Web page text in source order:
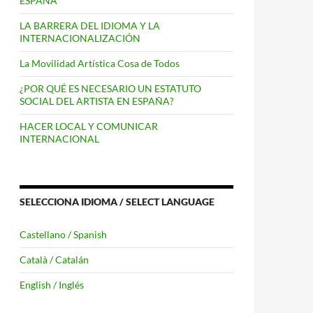
LA BARRERA DEL IDIOMA Y LA
INTERNACIONALIZACIÓN
La Movilidad Artística Cosa de Todos
¿POR QUÉ ES NECESARIO UN ESTATUTO
SOCIAL DEL ARTISTA EN ESPAÑA?
HACER LOCAL Y COMUNICAR
INTERNACIONAL
SELECCIONA IDIOMA / SELECT LANGUAGE
Castellano / Spanish
Català / Catalán
English / Inglés